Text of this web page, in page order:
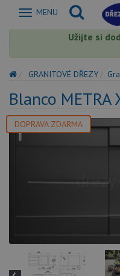
Zobrazit
MENU
Užijte si
GRANITOVÉ DŘEZY
Blanco
DOPRAVA ZDARMA